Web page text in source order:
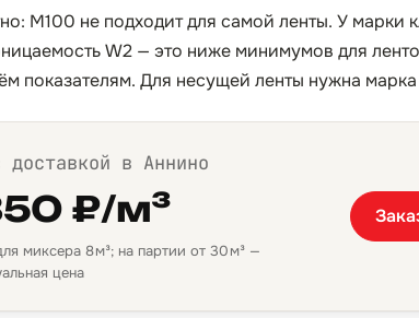
М100 не подходит для самой ленты. У марки
W2 — это ниже минимумов для
показателям. Для несущей ленты нужна
доставкой в Аннино
₽/м³
миксера 8 м³; на партии от 30 м³ —
цена